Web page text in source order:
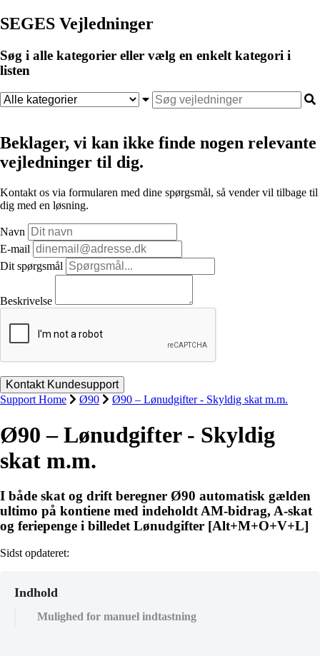
SEGES Vejledninger
Søg i alle kategorier eller vælg en enkelt kategori i
listen
Beklager, vi kan ikke finde nogen relevante
vejledninger til dig.
Kontakt os via formularen med dine spørgsmål, så vender vil tilbage til
dig med en løsning.
Navn
E-mail
Dit spørgsmål
Beskrivelse
Support Home Ø90 Ø90 – Lønudgifter - Skyldig skat m.m.
Ø90 – Lønudgifter - Skyldig
skat m.m.
I både skat og drift beregner Ø90 automatisk gælden
ultimo på kontiene med indeholdt AM-bidrag, A-skat
og feriepenge i billedet Lønudgifter [Alt+M+O+V+L]
Sidst opdateret:
Indhold
Mulighed for manuel indtastning